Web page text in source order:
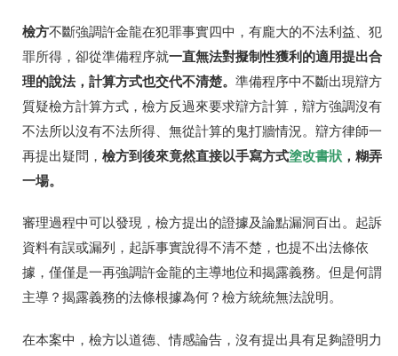
檢方不斷強調許金龍在犯罪事實四中，有龐大的不法利益、犯
罪所得，卻從準備程序就一直無法對擬制性獲利的適用提出合
理的說法，計算方式也交代不清楚。 準備程序中不斷出現辯方
質疑檢方計算方式，檢方反過來要求辯方計算，辯方強調沒有
不法所以沒有不法所得、無從計算的鬼打牆情況。辯方律師一
再提出疑問， 檢方到後來竟然直接以手寫方式塗改書狀 ，糊弄
一場。
審理過程中可以發現， 檢方提出的證據及論點漏洞百出。起訴
資料有誤或漏列，起訴事實說得不清不楚，也提不出法條依
據，僅僅是一再強調許金龍的主導地位和揭露義務。但是何謂
主導？揭露義務的法條根據為何？檢方統統無法說明。
在本案中，檢方以道德、情感論告，沒有提出具有足夠證明力